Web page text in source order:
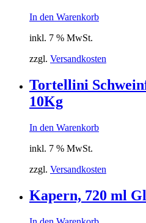
In den Warenkorb
inkl. 7 % MwSt.
zzgl. Versandkosten
Tortellini
10Kg
In den Warenkorb
inkl. 7 % MwSt.
zzgl. Versandkosten
Kapern, 720 ml